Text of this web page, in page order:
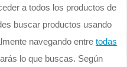
a todos los productos de
buscar productos usando
navegando entretodas
lo que buscas. Según